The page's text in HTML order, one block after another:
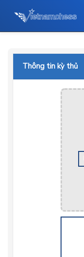
Thông tin kỳ thủ